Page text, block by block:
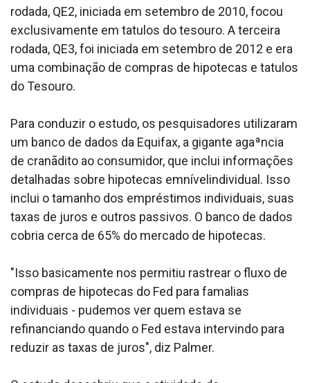
rodada, QE2, iniciada em setembro de 2010, focou
exclusivamente em ta­tulos do tesouro. A terceira
rodada, QE3, foi iniciada em setembro de 2012 e era
uma combinação de compras de hipotecas e ta­tulos
do Tesouro.
Para conduzir o estudo, os pesquisadores utilizaram
um banco de dados da Equifax, a gigante agaªncia
de cranãdito ao consumidor, que inclui informações
detalhadas sobre hipotecas emnívelindividual. Isso
inclui o tamanho dos empréstimos individuais, suas
taxas de juros e outros passivos. O banco de dados
cobria cerca de 65% do mercado de hipotecas.
"Isso basicamente nos permitiu rastrear o fluxo de
compras de hipotecas do Fed para fama­lias
individuais - pudemos ver quem estava se
refinanciando quando o Fed estava intervindo para
reduzir as taxas de juros", diz Palmer.